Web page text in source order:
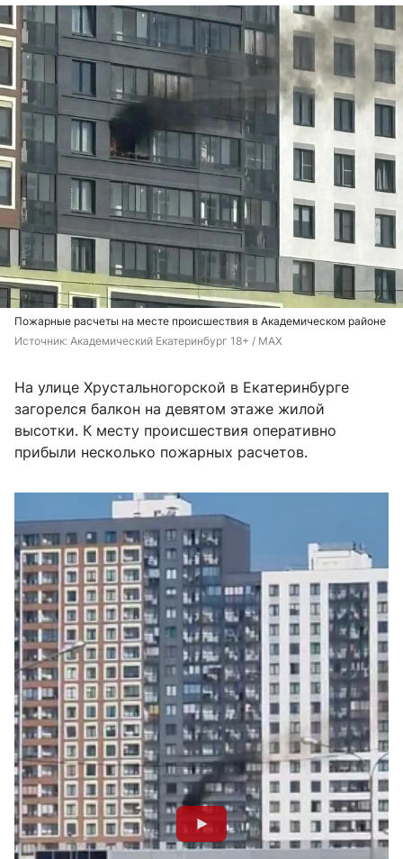
Пожарные расчеты на месте происшествия в Академическом районе
Источник: Академический Екатеринбург 18+ / MAX
На улице Хрустальногорской в Екатеринбурге
загорелся балкон на девятом этаже жилой
высотки. К месту происшествия оперативно
прибыли несколько пожарных расчетов.